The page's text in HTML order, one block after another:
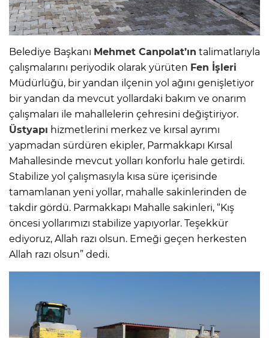
Belediye Başkanı Mehmet Canpolat’ın talimatlarıyla
çalışmalarını periyodik olarak yürüten Fen İşleri
Müdürlüğü, bir yandan ilçenin yol ağını genişletiyor
bir yandan da mevcut yollardaki bakım ve onarım
çalışmaları ile mahallelerin çehresini değiştiriyor.
Üstyapı hizmetlerini merkez ve kırsal ayrımı
yapmadan sürdüren ekipler, Parmakkapı Kırsal
Mahallesinde mevcut yolları konforlu hale getirdi.
Stabilize yol çalışmasıyla kısa süre içerisinde
tamamlanan yeni yollar, mahalle sakinlerinden de
takdir gördü. Parmakkapı Mahalle sakinleri, “Kış
öncesi yollarımızı stabilize yapıyorlar. Teşekkür
ediyoruz, Allah razı olsun. Emeği geçen herkesten
Allah razı olsun” dedi.